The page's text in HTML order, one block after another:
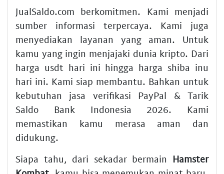
JualSaldo.com berkomitmen. Kami menjadi
sumber informasi terpercaya. Kami juga
menyediakan layanan yang aman. Untuk
kamu yang ingin menjajaki dunia kripto. Dari
harga usdt hari ini hingga harga shiba inu
hari ini. Kami siap membantu. Bahkan untuk
kebutuhan jasa verifikasi PayPal & Tarik
Saldo Bank Indonesia 2026. Kami
memastikan kamu merasa aman dan
didukung.
Siapa tahu, dari sekadar bermain Hamster